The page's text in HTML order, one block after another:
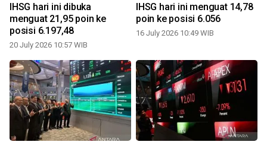
IHSG hari ini dibuka
menguat 21,95 poin ke
posisi 6.197,48
20 July 2026 10:57 WIB
IHSG hari ini menguat 14,78
poin ke posisi 6.056
16 July 2026 10:49 WIB